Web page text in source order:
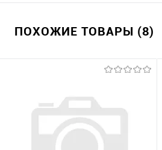
ПОХОЖИЕ ТОВАРЫ (8)